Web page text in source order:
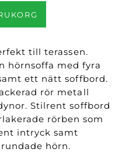
till terassen.
hörnsoffa med fyra
ett nätt soffbord.
rör metall
Stilrent soffbord
rörben som
intryck samt
hörn.